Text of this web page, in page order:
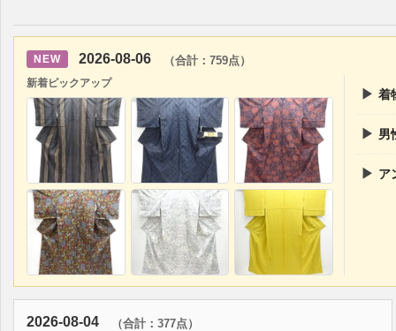
NEW 2026-08-06 （合計：759点）
新着ピックアップ
▶ 着
▶ 男
▶ ア
2026-08-04 （合計：377点）